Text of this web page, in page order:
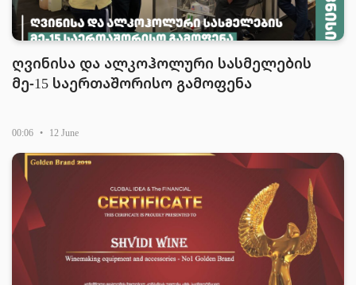
ღვინისა და ალკოჰოლური სასმელების
მე-15 საერთაშორისო გამოფენა
00:06 • 12 June